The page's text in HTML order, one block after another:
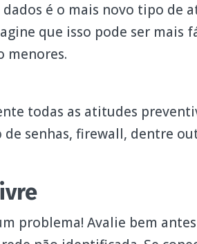
é o mais novo tipo de
que isso pode ser mais
menores.
todas as atitudes
de senhas, firewall, dentre
problema! Avalie bem